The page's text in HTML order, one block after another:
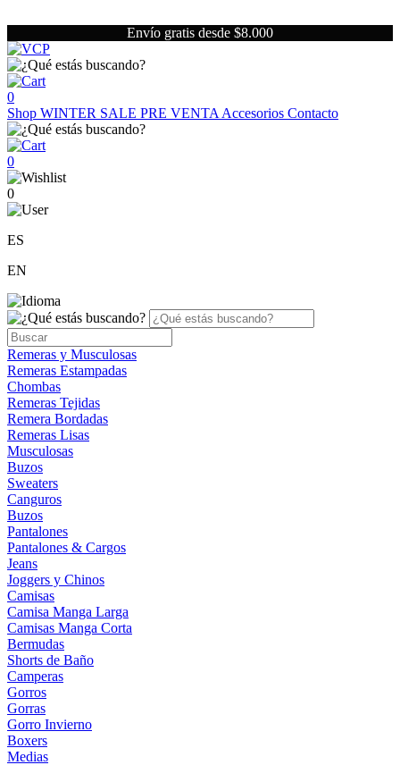
Envío gratis desde $8.000
0
Shop WINTER SALE PRE VENTA Accesorios Contacto
0
0
ES
EN
Remeras y Musculosas
Remeras Estampadas
Chombas
Remeras Tejidas
Remera Bordadas
Remeras Lisas
Musculosas
Buzos
Sweaters
Canguros
Buzos
Pantalones
Pantalones & Cargos
Jeans
Joggers y Chinos
Camisas
Camisa Manga Larga
Camisas Manga Corta
Bermudas
Shorts de Baño
Camperas
Gorros
Gorras
Gorro Invierno
Boxers
Medias